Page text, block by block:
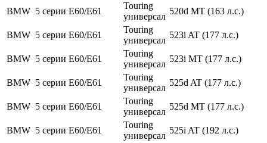
BMW 5 серии E60/E61
Touring
универсал
520d MT (163 л.с.)
BMW 5 серии E60/E61
Touring
универсал
523i AT (177 л.с.)
BMW 5 серии E60/E61
Touring
универсал
523i MT (177 л.с.)
BMW 5 серии E60/E61
Touring
универсал
525d AT (177 л.с.)
BMW 5 серии E60/E61
Touring
универсал
525d MT (177 л.с.)
BMW 5 серии E60/E61
Touring
универсал
525i AT (192 л.с.)